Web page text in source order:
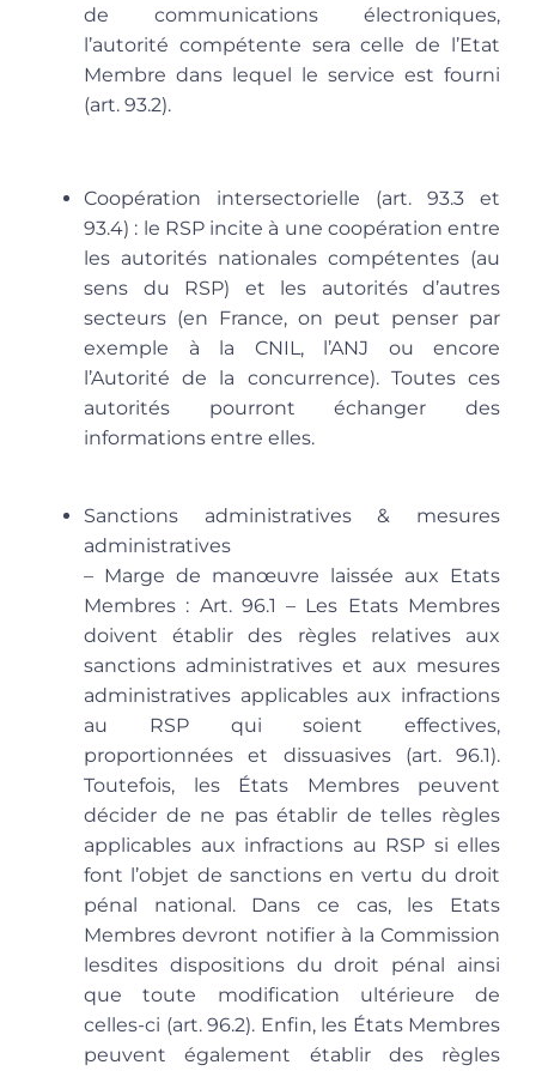
de communications électroniques,
l’autorité compétente sera celle de l’Etat
Membre dans lequel le service est fourni
(art. 93.2).
Coopération intersectorielle (art. 93.3 et
93.4) : le RSP incite à une coopération entre
les autorités nationales compétentes (au
sens du RSP) et les autorités d’autres
secteurs (en France, on peut penser par
exemple à la CNIL, l’ANJ ou encore
l’Autorité de la concurrence). Toutes ces
autorités pourront échanger des
informations entre elles.
Sanctions administratives & mesures
administratives
– Marge de manœuvre laissée aux Etats
Membres : Art. 96.1 – Les Etats Membres
doivent établir des règles relatives aux
sanctions administratives et aux mesures
administratives applicables aux infractions
au RSP qui soient effectives,
proportionnées et dissuasives (art. 96.1).
Toutefois, les États Membres peuvent
décider de ne pas établir de telles règles
applicables aux infractions au RSP si elles
font l’objet de sanctions en vertu du droit
pénal national. Dans ce cas, les Etats
Membres devront notifier à la Commission
lesdites dispositions du droit pénal ainsi
que toute modification ultérieure de
celles-ci (art. 96.2). Enfin, les États Membres
peuvent également établir des règles